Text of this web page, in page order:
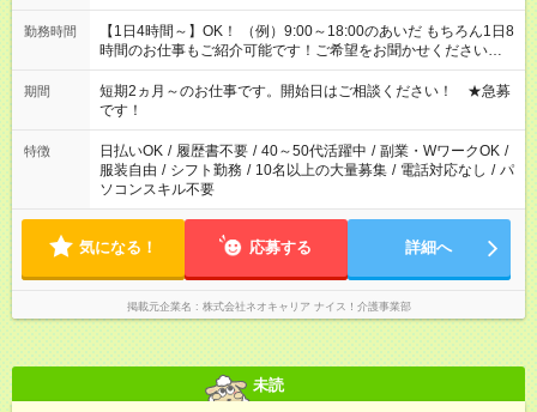
勤務時間
【1日4時間～】OK！ （例）9:00～18:00のあいだ もちろん1日8
時間のお仕事もご紹介可能です！ご希望をお聞かせください！
その他の時間帯もあなたのライフスタイルに合わせて お選びい
ただけます！ 【シフト固定もOK】★家庭の都合でお休みが必要
な場合も遠慮なくご相談ください。 ※週最低15時間以上の勤務
が必要です
期間
短期2ヵ月～のお仕事です。開始日はご相談ください！ ★急募
です！
特徴 日払いOK / 履歴書不要 / 40～50代活躍中 / 副業・WワークOK /
服装自由 / シフト勤務 / 10名以上の大量募集 / 電話対応なし / パ
ソコンスキル不要
気になる！ 応募する 詳細へ
掲載元企業名 株式会社ネオキャリア ナイス！介護事業部
未読